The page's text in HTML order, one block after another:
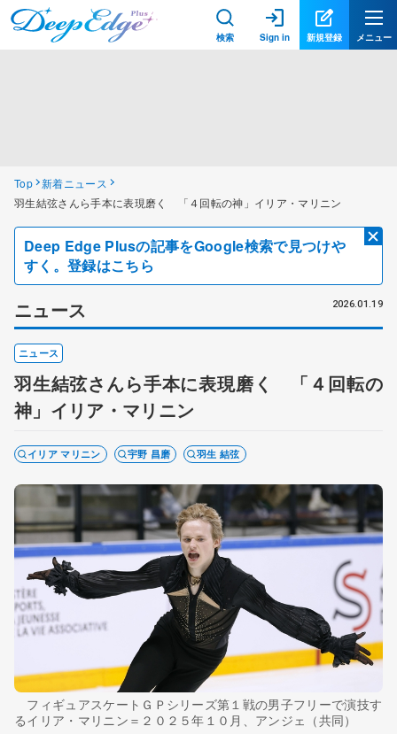
検索 Sign in 新規登録 メニュー
Top 新着ニュース
羽生結弦さんら手本に表現磨く 「４回転の神」イリア・マリニン
Deep Edge Plusの記事をGoogle検索で見つけや
すく。登録はこちら
ニュース 2026.01.19
ニュース
羽生結弦さんら手本に表現磨く 「４回転の
神」イリア・マリニン
イリア マリニン 宇野 昌磨 羽生 結弦
フィギュアスケートＧＰシリーズ第１戦の男子フリーで演技す
るイリア・マリニン＝２０２５年１０月、アンジェ（共同）